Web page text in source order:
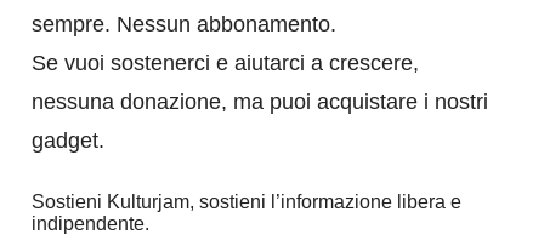
sempre. Nessun abbonamento.
Se vuoi sostenerci e aiutarci a crescere,
nessuna donazione, ma puoi acquistare i nostri
gadget.
Sostieni Kulturjam, sostieni l’informazione libera e
indipendente.